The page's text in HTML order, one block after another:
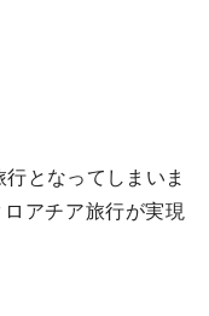
となってしまいま
アチア旅行が実現